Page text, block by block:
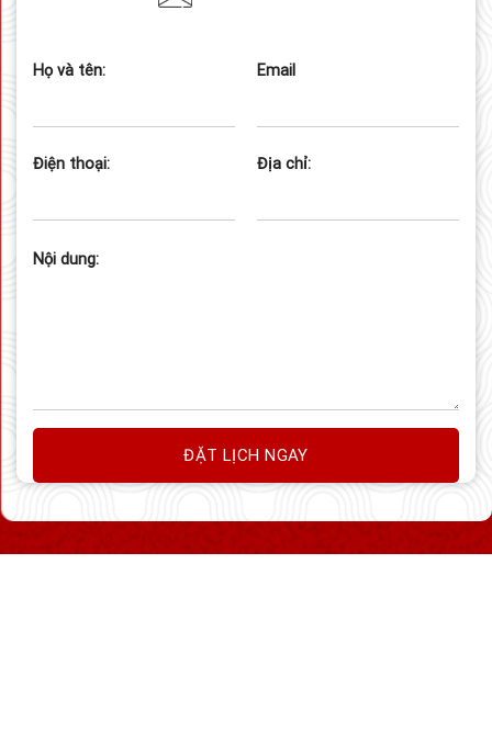
Họ và tên: Email
Điện thoại: Địa chỉ:
Nội dung: